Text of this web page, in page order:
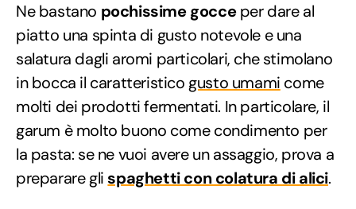
Ne bastano pochissime gocceper dare al
piatto una spinta di gusto notevole e una
salatura dagli aromi particolari, che stimolano
in bocca il caratteristico gusto umami come
molti dei prodotti fermentati. In particolare, il
garum è molto buono come condimento per
la pasta: se ne vuoi avere un assaggio, prova a
preparare gli spaghetti con colatura di alici.